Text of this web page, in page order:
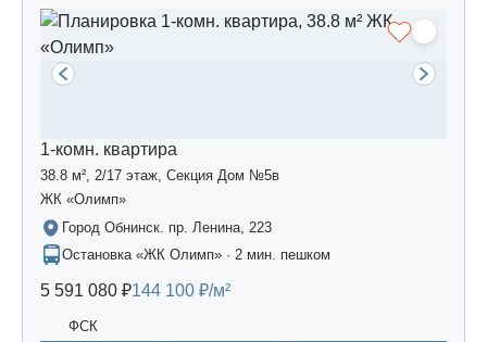
1-комн. квартира
38.8 м², 2/17 этаж, Секция Дом №5в
ЖК «Олимп»
Город Обнинск. пр. Ленина, 223
Остановка «ЖК Олимп» · 2 мин. пешком
5 591 080 ₽144 100 ₽/м²
ФСК